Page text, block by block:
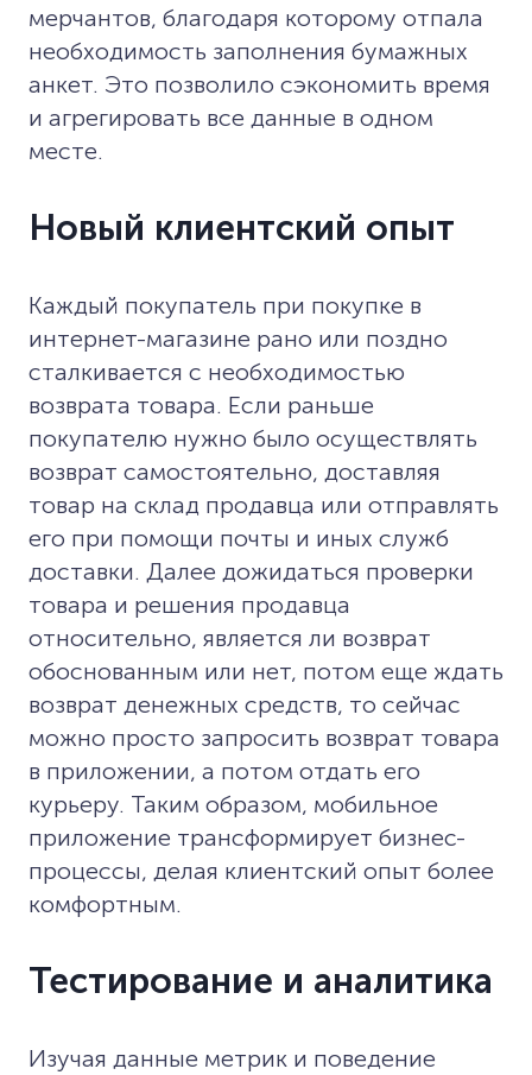
мерчантов, благодаря которому отпала
необходимость заполнения бумажных
анкет. Это позволило сэкономить время
и агрегировать все данные в одном
месте.
Новый клиентский опыт
Каждый покупатель при покупке в
интернет-магазине рано или поздно
сталкивается с необходимостью
возврата товара. Если раньше
покупателю нужно было осуществлять
возврат самостоятельно, доставляя
товар на склад продавца или отправлять
его при помощи почты и иных служб
доставки. Далее дожидаться проверки
товара и решения продавца
относительно, является ли возврат
обоснованным или нет, потом еще ждать
возврат денежных средств, то сейчас
можно просто запросить возврат товара
в приложении, а потом отдать его
курьеру. Таким образом, мобильное
приложение трансформирует бизнес-
процессы, делая клиентский опыт более
комфортным.
Тестирование и аналитика
Изучая данные метрик и поведение